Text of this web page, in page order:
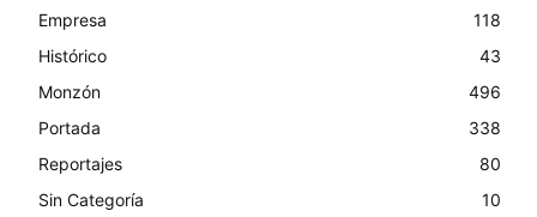
Empresa
118
Histórico
43
Monzón
496
Portada
338
Reportajes
80
Sin Categoría
10